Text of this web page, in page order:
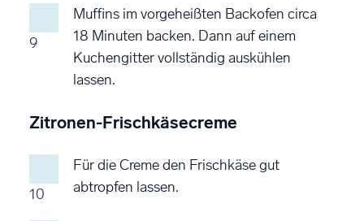
9
Muffins im vorgeheißten Backofen circa
18 Minuten backen. Dann auf einem
Kuchengitter vollständig auskühlen
lassen.
Zitronen-Frischkäsecreme
10
Für die Creme den Frischkäse gut
abtropfen lassen.